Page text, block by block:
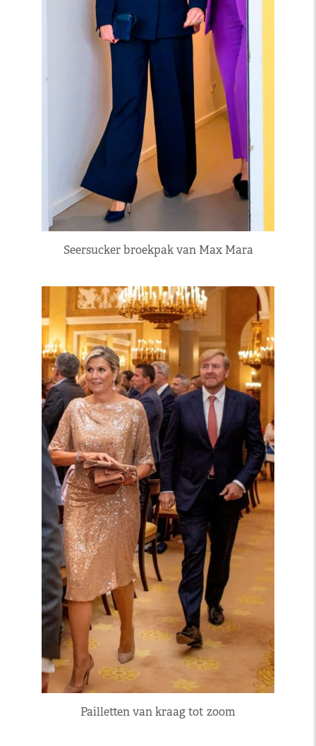
Seersucker broekpak van Max Mara
Pailletten van kraag tot zoom